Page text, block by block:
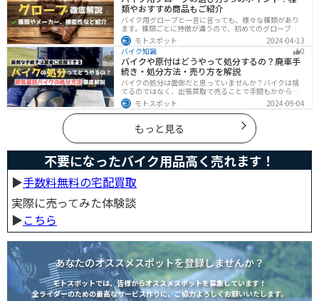
類やおすすめ商品もご紹介
バイク用グローブと一言に言っても、様々な種類があり
ます。種類ごとに特徴が違うので、初めてのグローブ選
びで失敗しないように、しっかりと理解して選ぶように
しましょう。この記事では、特徴やメリットデメリッ
ト、有名メーカーなど初心者が知っておくべきことをま
とめました。
モトスポット
2024-04-13
バイク知識
0
バイクや原付はどうやって処分するの？廃車手
続き・処分方法・売り方を解説
バイクの処分は面倒だと思っていませんか？バイクは捨
てるのではなく、出張買取で売ることで手間もかからず
お金にできます。売る以外の選択肢も含めて処分方法を
まとめていますので、バイクを処分しようとしている人
は参考にしてください。
モトスポット 2024-09-04
もっと見る
不要になったバイク用品高く売れます！
▶︎手数料無料の宅配買取
実際に売ってみた体験談
▶︎こちら
あなたのオススメスポットを登録しませんか？
モトスポットでは、皆様からオススメスポットを募集しています！
全ライダーのための最高なサービス作りに、ご協力よろしくお願いいたします。